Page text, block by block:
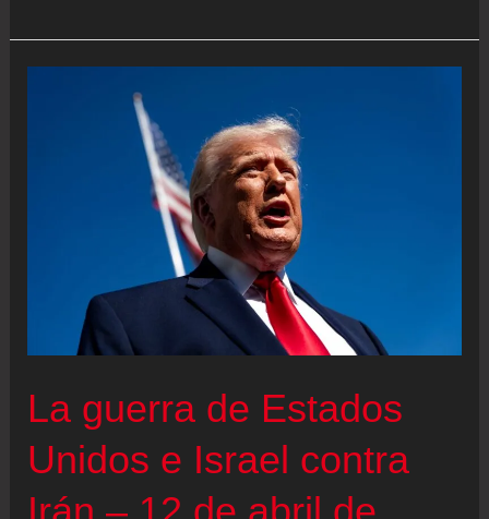
de
directo
Dos
petroleros
La guerra de Estados
Unidos e Israel contra